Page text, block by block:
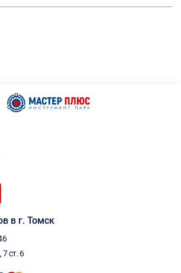
в г. Томск
ст. 6